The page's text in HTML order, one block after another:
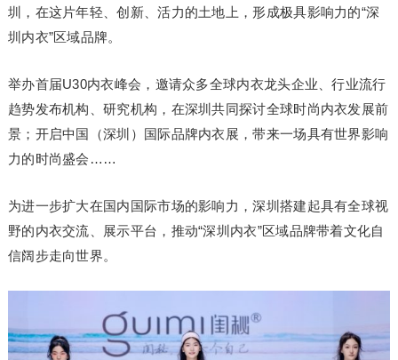
圳，在这片年轻、创新、活力的土地上，形成极具影响力的“深
圳内衣”区域品牌。
举办首届U30内衣峰会，邀请众多全球内衣龙头企业、行业流行
趋势发布机构、研究机构，在深圳共同探讨全球时尚内衣发展前
景；开启中国（深圳）国际品牌内衣展，带来一场具有世界影响
力的时尚盛会……
为进一步扩大在国内国际市场的影响力，深圳搭建起具有全球视
野的内衣交流、展示平台，推动“深圳内衣”区域品牌带着文化自
信阔步走向世界。